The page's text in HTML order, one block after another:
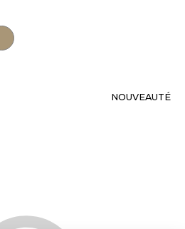
NOUVEAUTÉ